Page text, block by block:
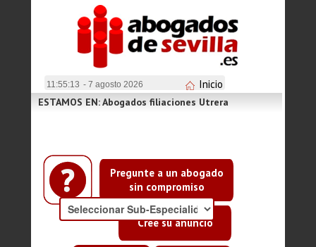
11:55:13 - 7 agosto 2026 Inicio
Pregunte a un abogado
sin compromiso
Cree su anuncio
ESTAMOS EN: Abogados filiaciones Utrera